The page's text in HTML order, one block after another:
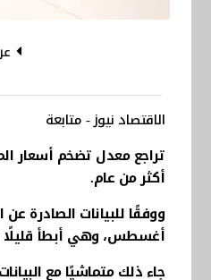
الاقتصاد نيوز - متابعة
تراجع معدل تضخم أسعار
أكثر من عام.
أغسطس، وهي أبطأ قليلًا من